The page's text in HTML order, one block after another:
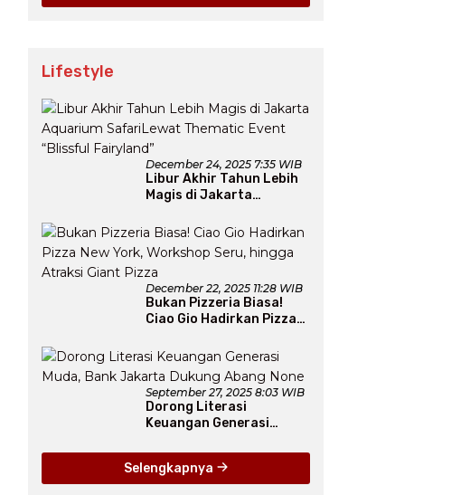
Lifestyle
December 24, 2025 7:35 WIB
Libur Akhir Tahun Lebih
Magis di Jakarta
Thematic Event “Blissful
Fairyland”
December 22, 2025 11:28 WIB
Bukan Pizzeria Biasa!
Ciao Gio Hadirkan Pizza
Seru, hingga Atraksi
Giant Pizza
September 27, 2025 8:03 WIB
Dorong Literasi
Keuangan Generasi
Dukung Abang None
Selengkapnya